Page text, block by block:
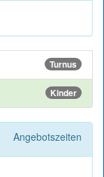
Turnus
Kinder
Angebotszeiten